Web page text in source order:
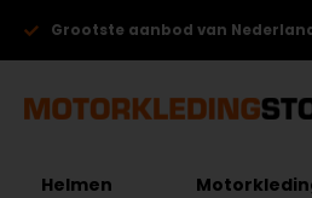
Grootste aanbod van
Helmen